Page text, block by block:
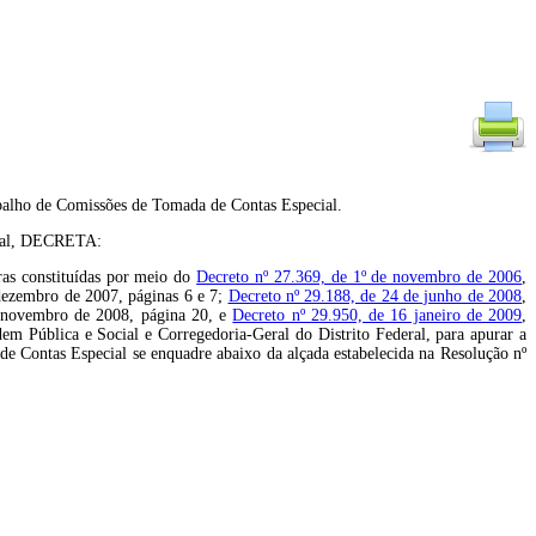
de Comissões de Tomada de Contas Especial.
DECRETA:
constituídas por meio doDecreto nº 27.369, de 1º de novembro de 2006,
de 2007, páginas 6 e 7; Decreto nº 29.188, de 24 de junho de 2008,
de 2008, página 20, eDecreto nº 29.950, de 16 janeiro de 2009,
Pública e Social e Corregedoria-Geral do Distrito Federal, para apurar a
Especial se enquadre abaixo da alçada estabelecida na Resolução nº